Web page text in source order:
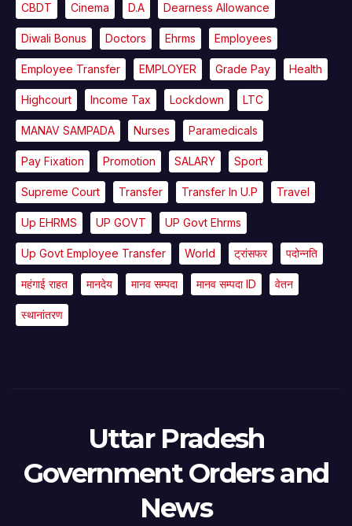
CBDT Cinema D.A Dearness Allowance
Diwali Bonus Doctors Ehrms Employees
Employee Transfer EMPLOYER Grade Pay Health
Highcourt Income Tax Lockdown LTC
MANAV SAMPADA Nurses Paramedicals
Pay Fixation Promotion SALARY Sport
Supreme Court Transfer Transfer In U.P Travel
Up EHRMS UP GOVT UP Govt Ehrms
Up Govt Employee Transfer World ट्रांसफर पदोन्नति
महंगाई राहत मानदेय मानव सम्पदा मानव सम्पदा ID वेतन
स्थानांतरण
Uttar Pradesh
Government Orders and
News